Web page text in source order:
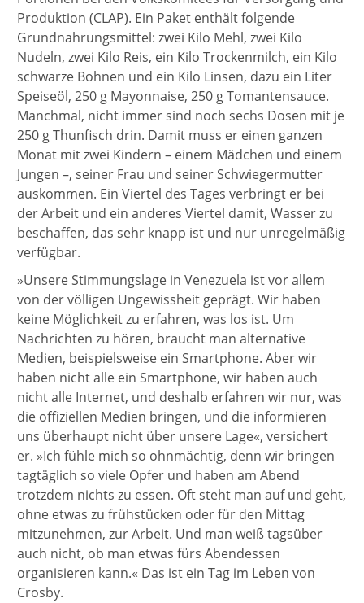
Produktion (CLAP). Ein Paket enthält folgende
Grundnahrungsmittel: zwei Kilo Mehl, zwei Kilo
Nudeln, zwei Kilo Reis, ein Kilo Trockenmilch, ein Kilo
schwarze Bohnen und ein Kilo Linsen, dazu ein Liter
Speiseöl, 250 g Mayonnaise, 250 g Tomantensauce.
Manchmal, nicht immer sind noch sechs Dosen mit je
250 g Thunfisch drin. Damit muss er einen ganzen
Monat mit zwei Kindern – einem Mädchen und einem
Jungen –, seiner Frau und seiner Schwiegermutter
auskommen. Ein Viertel des Tages verbringt er bei
der Arbeit und ein anderes Viertel damit, Wasser zu
beschaffen, das sehr knapp ist und nur unregelmäßig
verfügbar.
»Unsere Stimmungslage in Venezuela ist vor allem
von der völligen Ungewissheit geprägt. Wir haben
keine Möglichkeit zu erfahren, was los ist. Um
Nachrichten zu hören, braucht man alternative
Medien, beispielsweise ein Smartphone. Aber wir
haben nicht alle ein Smartphone, wir haben auch
nicht alle Internet, und deshalb erfahren wir nur, was
die offiziellen Medien bringen, und die informieren
uns überhaupt nicht über unsere Lage«, versichert
er. »Ich fühle mich so ohnmächtig, denn wir bringen
tagtäglich so viele Opfer und haben am Abend
trotzdem nichts zu essen. Oft steht man auf und geht,
ohne etwas zu frühstücken oder für den Mittag
mitzunehmen, zur Arbeit. Und man weiß tagsüber
auch nicht, ob man etwas fürs Abendessen
organisieren kann.« Das ist ein Tag im Leben von
Crosby.